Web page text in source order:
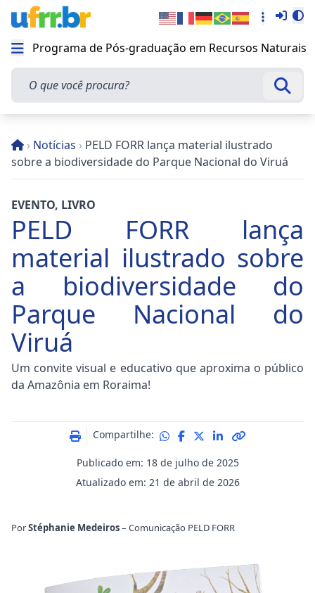
Abrir menu
Programa de Pós-graduação em Recursos Naturais
O que você procura?
› Notícias › PELD FORR lança material ilustrado
sobre a biodiversidade do Parque Nacional do Viruá
EVENTO, LIVRO
PELD FORR lança
material ilustrado sobre
a biodiversidade do
Parque Nacional do
Viruá
Um convite visual e educativo que aproxima o público
da Amazônia em Roraima!
Publicado em: 18 de julho de 2025
Atualizado em: 21 de abril de 2026
Compartilhe:
PorStéphanie Medeiros– Comunicação PELD FORR